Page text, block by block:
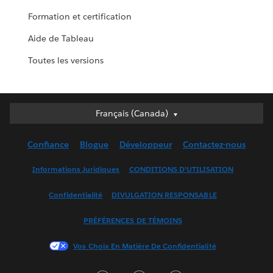
Formation et certification
Aide de Tableau
Toutes les versions
Français (Canada)
Français (Canada)
English (UK)
Français (France)
한국어
Confiance Blogue Développeur Contactez-nous
Informations Juridiques CONDITIONS D’UTILISATION
Confidentialité DIVULGATION RESPONSABLE
PRÉFÉRENCES DE TÉMOINS
Vos Choix En Matière De Confidentialité